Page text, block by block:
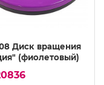
Диск вращения
(фиолетовый)